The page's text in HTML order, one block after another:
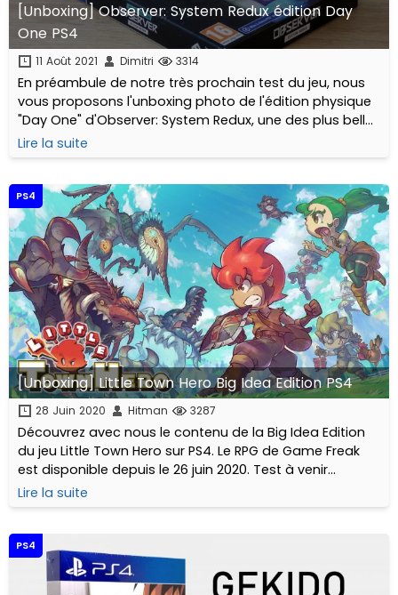
[Unboxing] Observer: System Redux édition Day
One PS4
11 Août 2021 Dimitri 3314
En préambule de notre très prochain test du jeu, nous
vous proposons l'unboxing photo de l'édition physique
"Day One" d'Observer: System Redux, une des plus belles
réalisations survival horror de Bloober Team distribuée
en France par Koch Media.
Lire la suite
PS4
[Unboxing] Little Town Hero Big Idea Edition PS4
28 Juin 2020 Hitman 3287
Découvrez avec nous le contenu de la Big Idea Edition
du jeu Little Town Hero sur PS4. Le RPG de Game Freak
est disponible depuis le 26 juin 2020. Test à venir
prochainement sur le site!
Lire la suite
PS4